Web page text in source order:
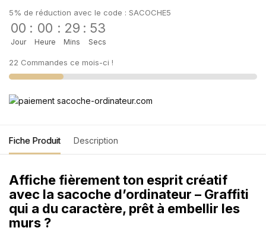
5% de réduction avec le code : SACOCHE5
00
Jour
: 00
Heure
: 29
Mins
: 53
Secs
22 Commandes ce mois-ci !
Fiche Produit Description
Affiche fièrement ton esprit créatif
avec la sacoche d’ordinateur – Graffiti
qui a du caractère, prêt à embellir les
murs ?